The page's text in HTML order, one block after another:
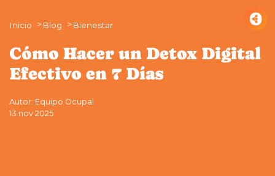
Inicio Blog Bienestar
Cómo Hacer un Detox Digital
Efectivo en 7 Días
Autor: Equipo Ocupal
13 nov 2025